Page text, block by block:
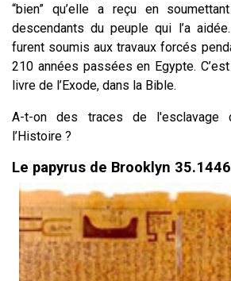
“bien” qu’elle a reçu en
descendants du peuple qui l’a aidée.
furent soumis aux travaux forcés
210 années passées en Egypte.
livre de l’Exode, dans la Bible.
A-t-on des traces de l'esclavage
l’Histoire ?
Le papyrus de Brooklyn 35.1446